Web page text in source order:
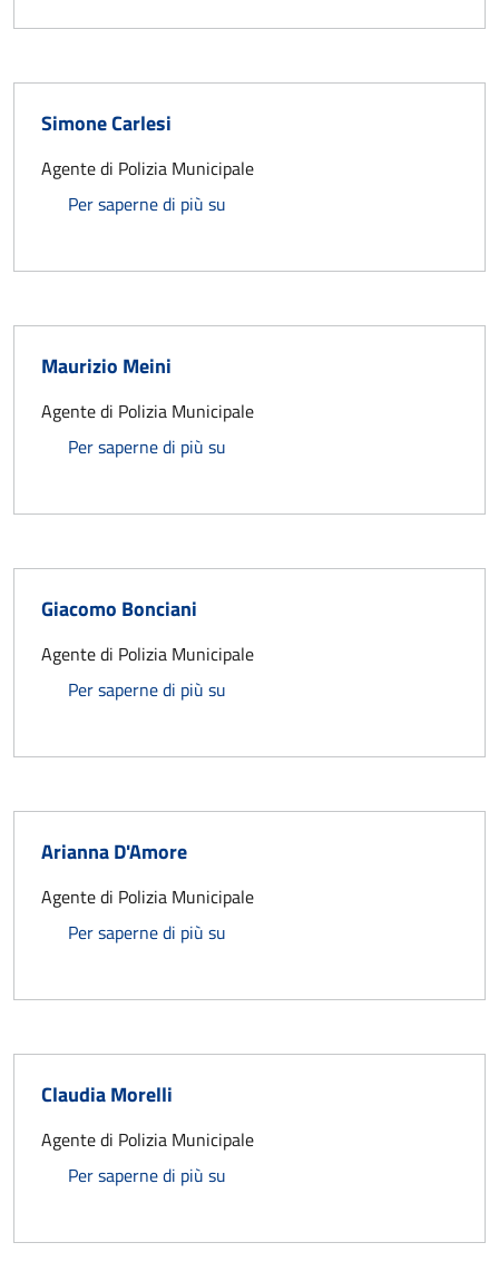
Simone Carlesi
Agente di Polizia Municipale
Per saperne di più su
Maurizio Meini
Agente di Polizia Municipale
Per saperne di più su
Giacomo Bonciani
Agente di Polizia Municipale
Per saperne di più su
Arianna D'Amore
Agente di Polizia Municipale
Per saperne di più su
Claudia Morelli
Agente di Polizia Municipale
Per saperne di più su